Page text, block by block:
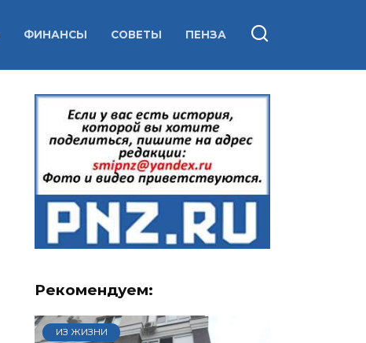
ФИНАНСЫ СОВЕТЫ ПЕНЗА
Рекомендуем:
ИЗ ЖИЗНИ